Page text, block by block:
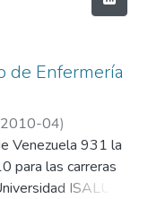
de Enfermería
2010-04)
Venezuela 931 la
para las carreras
ISALUD